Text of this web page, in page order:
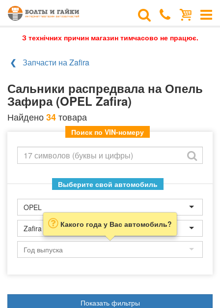
З технічних причин магазин тимчасово не працює.
Запчасти на Zafira
Сальники распредвала на Опель
Зафира (OPEL Zafira)
Найдено34товара
Поиск по VIN-номеру
Выберите свой автомобиль
OPEL
Zafira Какого года у Вас автомобиль?
Показать фильтры